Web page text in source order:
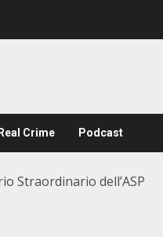
Crime Podcast
Straordinario dell’ASP